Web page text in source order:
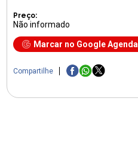
Preço:
Não informado
Marcar no Google Agenda
Compartilhe